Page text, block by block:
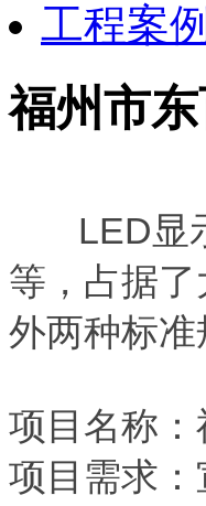
工程案例
福州市
LED显示
等，占据
外两种标
项目名称
项目需求